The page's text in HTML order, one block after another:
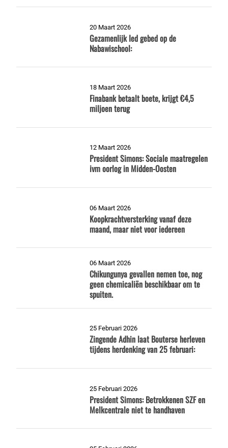
20 Maart 2026
Gezamenlijk Ied gebed op de
Nabawischool:
18 Maart 2026
Finabank betaalt boete, krijgt €4,5
miljoen terug
12 Maart 2026
President Simons: Sociale maatregelen
ivm oorlog in Midden-Oosten
06 Maart 2026
Koopkrachtversterking vanaf deze
maand, maar niet voor iedereen
06 Maart 2026
Chikungunya gevallen nemen toe, nog
geen chemicaliën beschikbaar om te
spuiten.
25 Februari 2026
Zingende Adhin laat Bouterse herleven
tijdens herdenking van 25 februari:
25 Februari 2026
President Simons: Betrokkenen SZF en
Melkcentrale niet te handhaven